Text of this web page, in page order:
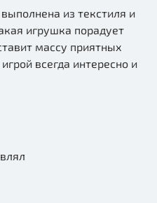
из текстиля и
игрушка порадует
массу приятных
всегда интересно и